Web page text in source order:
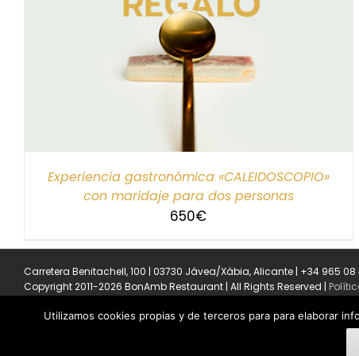
Experiencia gastronómica «CALEIDOSCOPIO»
con maridaje para dos personas
650€
SELECCIONAR IMPORTE
Carretera Benitachell, 100 | 03730 Jávea/Xàbia, Alicante | +34 965 08
Copyright 2011-2026 BonAmb Restaurant | All Rights Reserved |
Utilizamos cookies propias y de terceros para para elaborar